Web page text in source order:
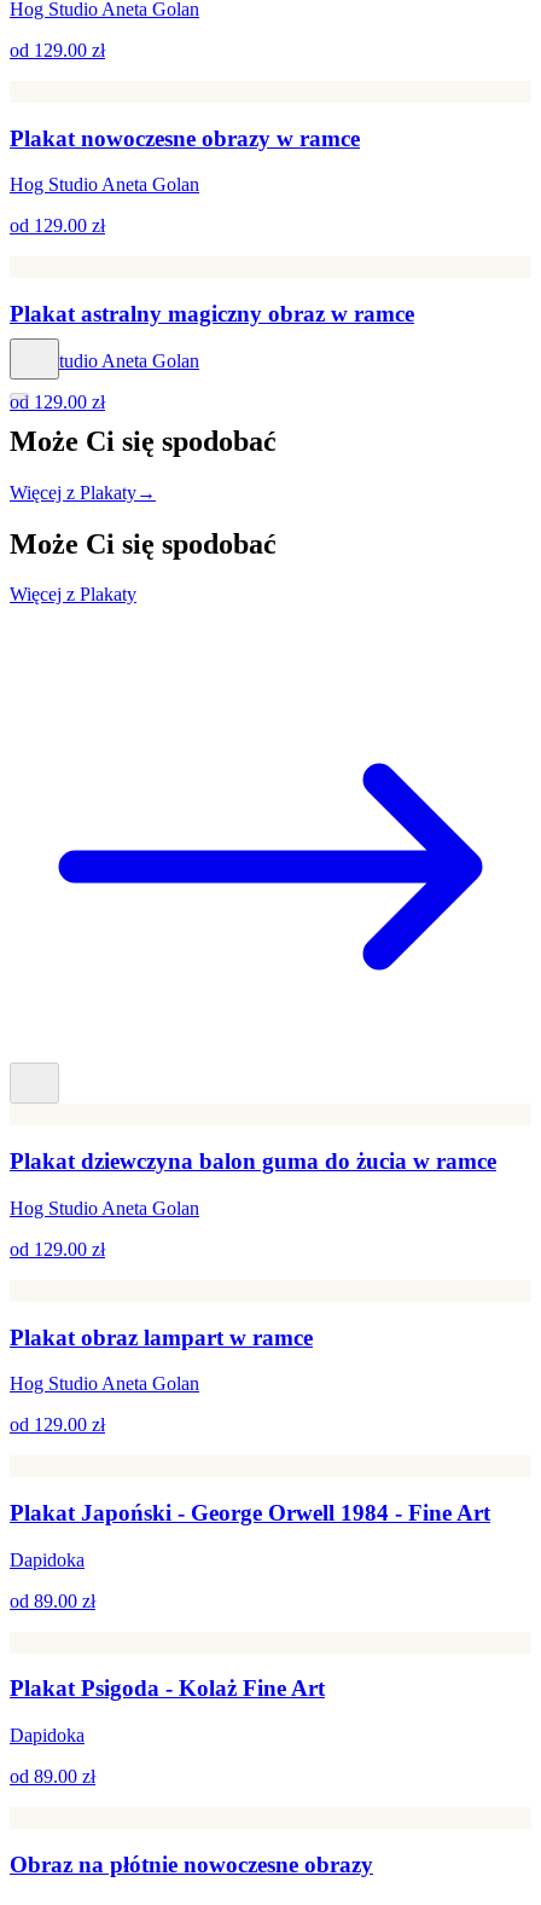
Hog Studio Aneta Golan
od 129.00 zł
Plakat nowoczesne obrazy w ramce
Hog Studio Aneta Golan
od 129.00 zł
Plakat astralny magiczny obraz w ramce
Hog Studio Aneta Golan
od 129.00 zł
Może Ci się spodobać
Więcej z Plakaty→
Może Ci się spodobać
Więcej z Plakaty
Plakat dziewczyna balon guma do żucia w ramce
Hog Studio Aneta Golan
od 129.00 zł
Plakat obraz lampart w ramce
Hog Studio Aneta Golan
od 129.00 zł
Plakat Japoński - George Orwell 1984 - Fine Art
Dapidoka
od 89.00 zł
Plakat Psigoda - Kolaż Fine Art
Dapidoka
od 89.00 zł
Obraz na płótnie nowoczesne obrazy